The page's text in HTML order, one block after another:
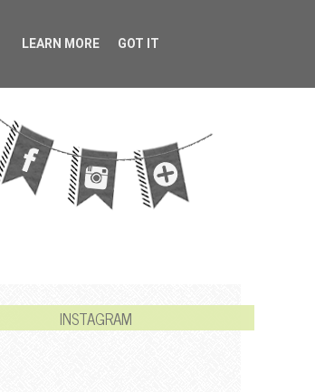
INSTAGRAM
LEARN MORE GOT IT